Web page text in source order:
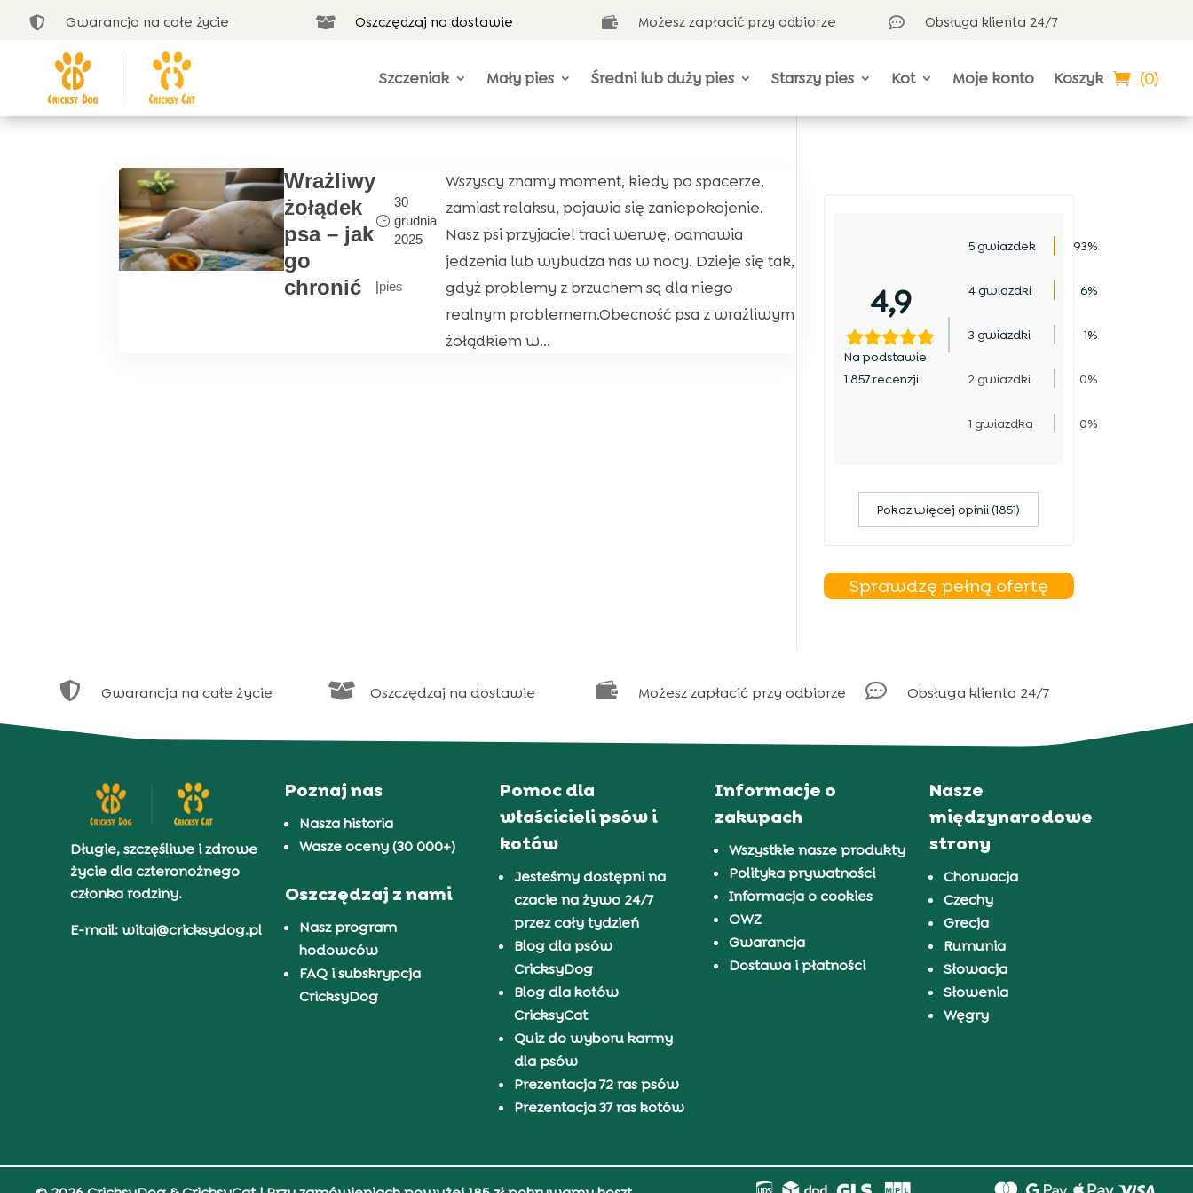
 Gwarancja na całe życie  Oszczędzaj na dostawie  Możesz zapłacić przy odbiorze  Obsługa klienta 24/7
Szczeniak Mały pies Średni lub duży pies Starszy pies Kot Moje konto Koszyk (0)
Wrażliwy
żołądek
psa – jak
go
chronić
30
grudnia
2025
|pies
Wszyscy znamy moment, kiedy po spacerze,
zamiast relaksu, pojawia się zaniepokojenie.
Nasz psi przyjaciel traci werwę, odmawia
jedzenia lub wybudza nas w nocy. Dzieje się tak,
gdyż problemy z brzuchem są dla niego
realnym problemem.Obecność psa z wrażliwym
żołądkiem w...
4,9
Na podstawie
1 857 recenzji
5 gwiazdek 93%
4 gwiazdki 6%
3 gwiazdki 1%
2 gwiazdki 0%
1 gwiazdka 0%
Pokaz więcej opinii (1851)
Sprawdzę pełną ofertę
 Gwarancja na całe życie  Oszczędzaj na dostawie  Możesz zapłacić przy odbiorze  Obsługa klienta 24/7
Długie, szczęśliwe i zdrowe
życie dla czteronożnego
członka rodziny.
E-mail: witaj@cricksydog.pl
Poznaj nas
Nasza historia
Wasze oceny (30 000+)
Oszczędzaj z nami
Nasz program
hodowców
FAQ i subskrypcja
CricksyDog
Pomoc dla
właścicieli psów i
kotów
Jesteśmy dostępni na
czacie na żywo 24/7
przez cały tydzień
Blog dla psów
CricksyDog
Blog dla kotów
CricksyCat
Quiz do wyboru karmy
dla psów
Prezentacja 72 ras psów
Prezentacja 37 ras kotów
Informacje o
zakupach
Wszystkie nasze produkty
Polityka prywatności
Informacja o cookies
OWZ
Gwarancja
Dostawa i płatności
Nasze
międzynarodowe
strony
Chorwacja
Czechy
Grecja
Rumunia
Słowacja
Słowenia
Węgry